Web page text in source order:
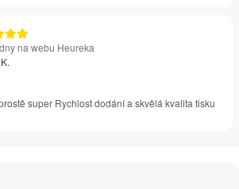
na webu Heureka
super Rychlost dodání a skvělá kvalita tisku